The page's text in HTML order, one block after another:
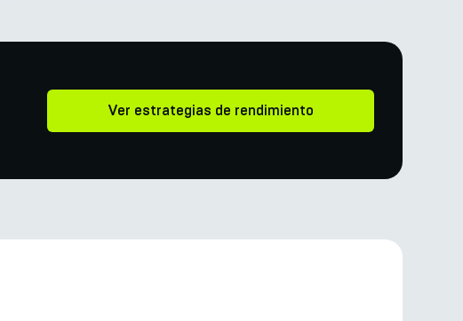
Ver estrategias de rendimiento